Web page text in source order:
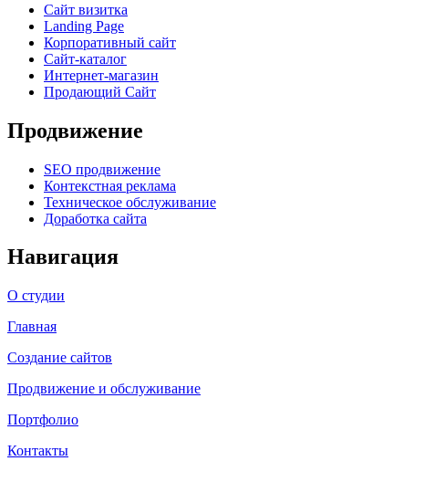
Сайт визитка
Landing Page
Корпоративный сайт
Сайт-каталог
Интернет-магазин
Продающий Сайт
Продвижение
SEO продвижение
Контекстная реклама
Техническое обслуживание
Доработка сайта
Навигация
О студии
Главная
Создание сайтов
Продвижение и обслуживание
Портфолио
Контакты